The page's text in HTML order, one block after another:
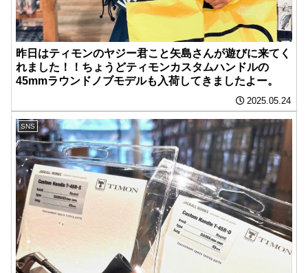
昨日はティモンのヤジー君こと矢島さんが遊びに来てく
れました！！ちょうどティモンカスタムハンドルの
45mmラウンドノブモデルも入荷してきましたよー。
2025.05.24
SNS